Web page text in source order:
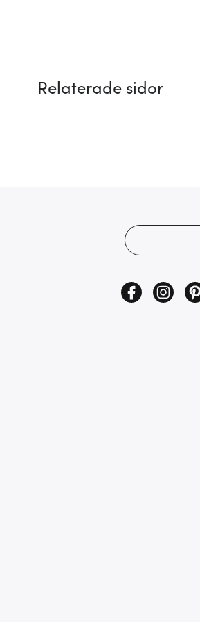
Relaterade sidor